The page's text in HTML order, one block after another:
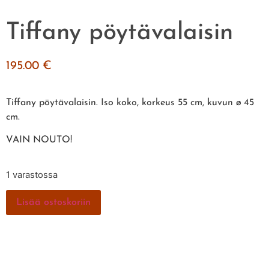
Tiffany pöytävalaisin
195.00 €
Tiffany pöytävalaisin. Iso koko, korkeus 55 cm, kuvun ø 45
cm.
VAIN NOUTO!
1 varastossa
Lisää ostoskoriin